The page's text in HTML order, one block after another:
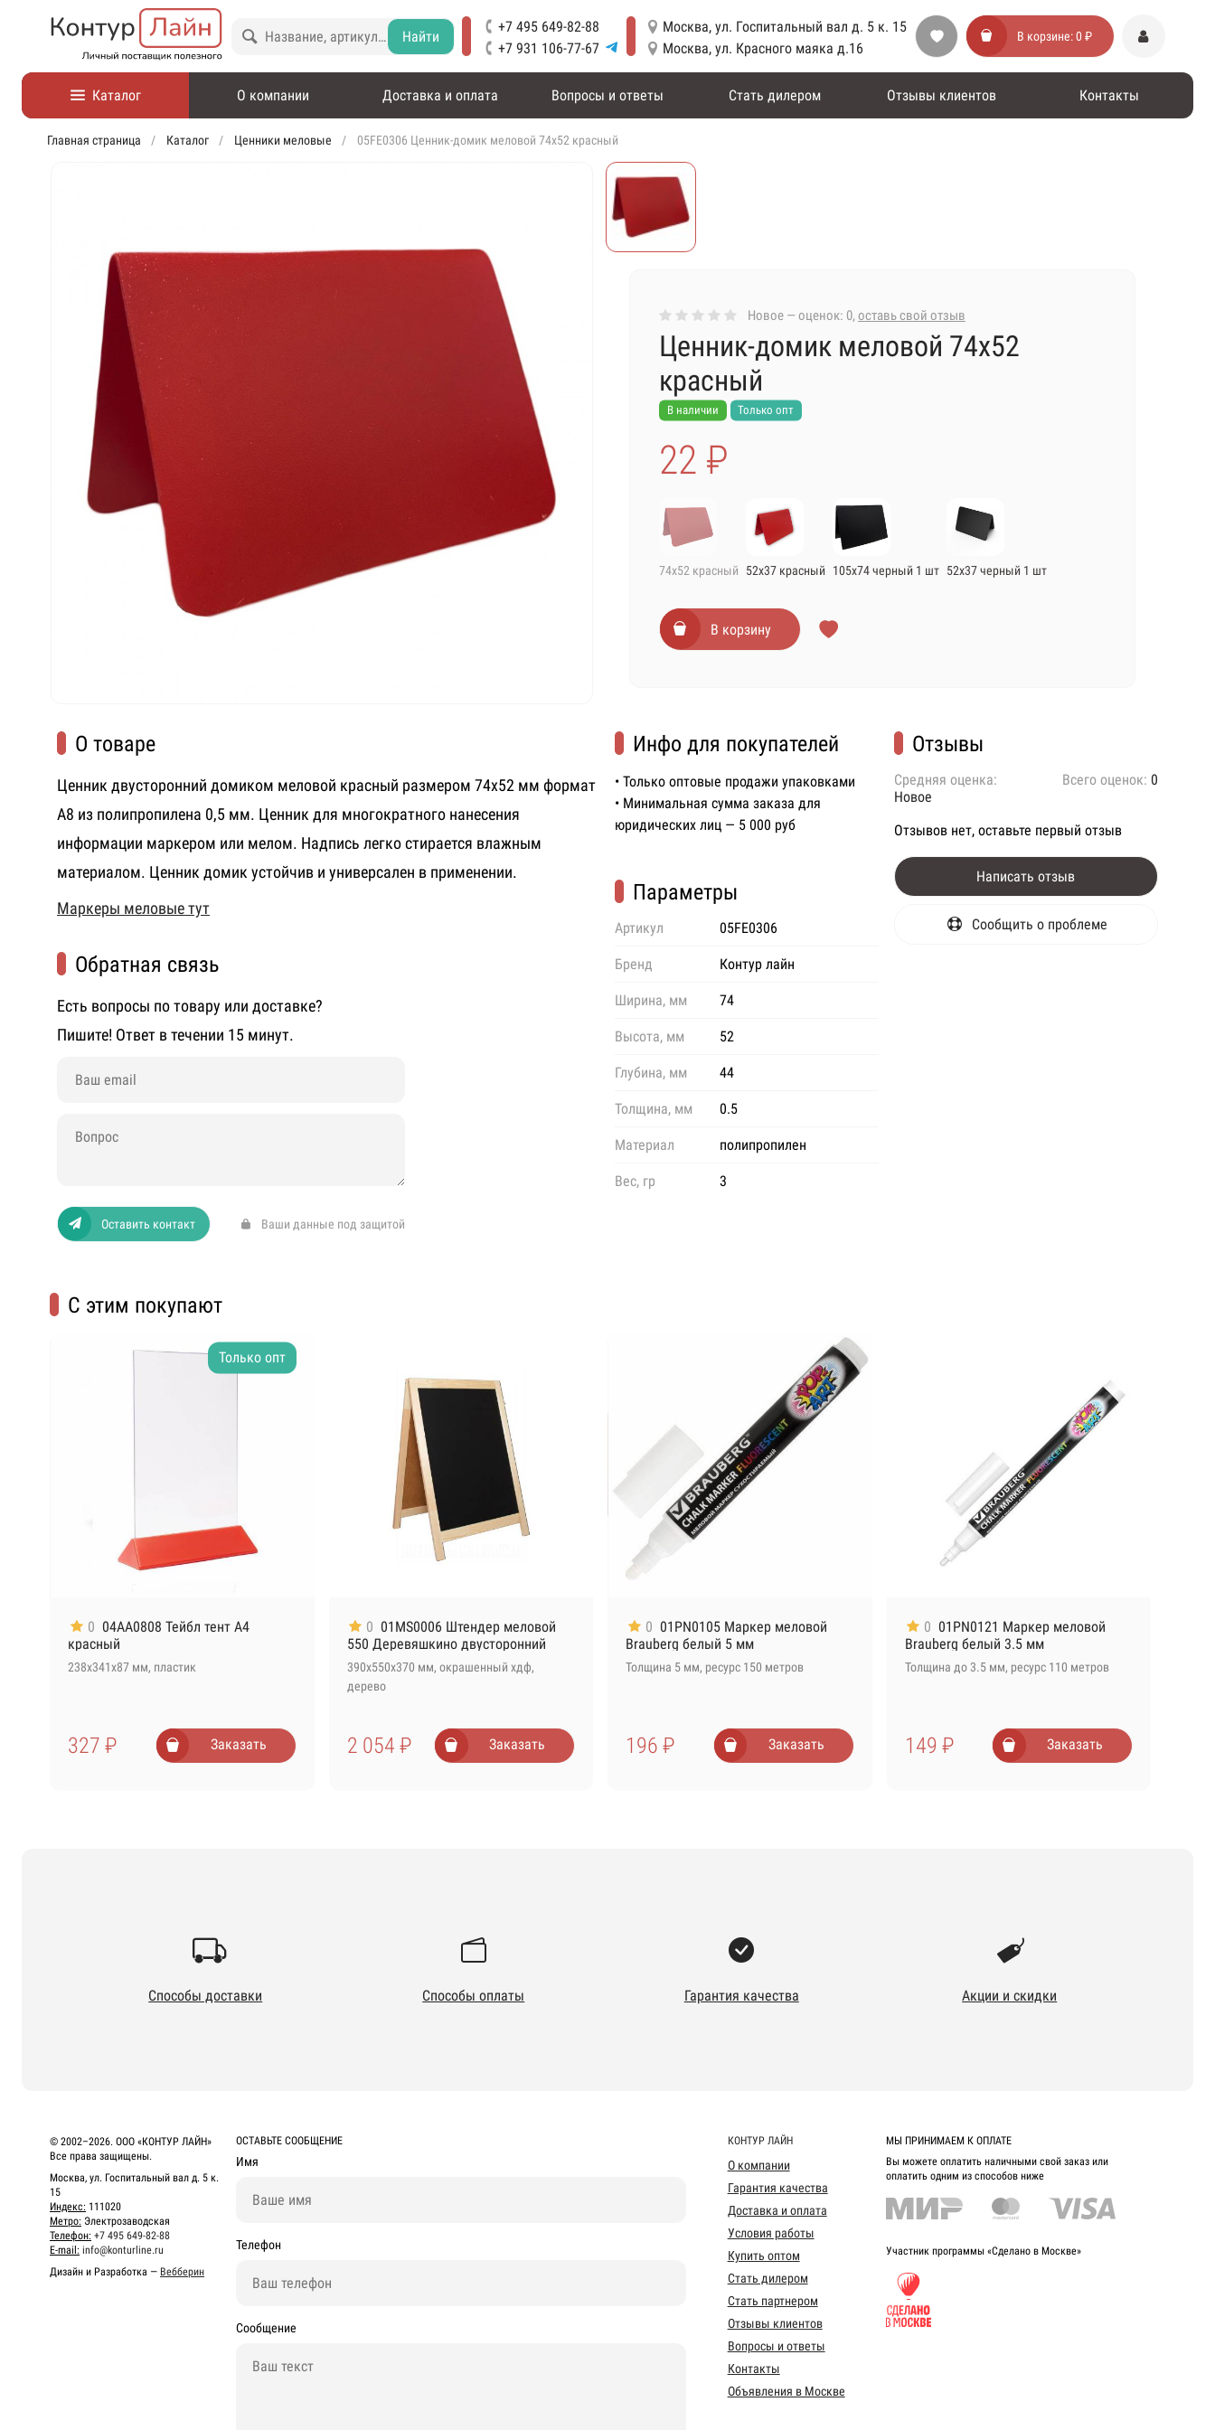
Найти
+7 495 649-82-88
+7 931 106-77-67
Москва, ул. Госпитальный вал д. 5 к. 15
Москва, ул. Красного маяка д.16
В корзине:0 ₽
Каталог О компании Доставка и оплата Вопросы и ответы Стать дилером Отзывы клиентов Контакты
Главная страница Каталог Ценники меловые 05FE0306 Ценник-домик меловой 74х52 красный
Новое — оценок: 0, оставь свой отзыв
Ценник-домик меловой 74х52
красный
В наличии Только опт
22 ₽
74х52 красный 52х37 красный 105х74 черный 1 шт 52х37 черный 1 шт
В корзину
О товаре
Ценник двусторонний домиком меловой красный размером 74х52 мм формат
А8 из полипропилена 0,5 мм. Ценник для многократного нанесения
информации маркером или мелом. Надпись легко стирается влажным
материалом. Ценник домик устойчив и универсален в применении.
Маркеры меловые тут
Обратная связь
Есть вопросы по товару или доставке?
Пишите! Ответ в течении 15 минут.
Оставить контакт Ваши данные под защитой
Инфо для покупателей
• Только оптовые продажи упаковками
• Минимальная сумма заказа для
юридических лиц — 5 000 руб
Параметры
Артикул 05FE0306
Бренд Контур лайн
Ширина, мм 74
Высота, мм 52
Глубина, мм 44
Толщина, мм 0.5
Материал полипропилен
Вес, гр 3
Отзывы
Средняя оценка:
Новое
Всего оценок: 0
Отзывов нет, оставьте первый отзыв
Написать отзыв
Сообщить о проблеме
С этим покупают
Только опт
0 04AA0808 Тейбл тент А4
красный
238х341х87 мм, пластик
327 ₽ Заказать
0 01MS0006 Штендер меловой
550 Деревяшкино двусторонний
390х550х370 мм, окрашенный хдф,
дерево
2 054 ₽ Заказать
0 01PN0105 Маркер меловой
Brauberg белый 5 мм
Толщина 5 мм, ресурс 150 метров
196 ₽ Заказать
0 01PN0121 Маркер меловой
Brauberg белый 3.5 мм
Толщина до 3.5 мм, ресурс 110 метров
149 ₽ Заказать
Способы доставки Способы оплаты Гарантия качества Акции и скидки
© 2002–2026. ООО «КОНТУР ЛАЙН»
Все права защищены.
Москва, ул. Госпитальный вал д. 5 к.
15
Индекс: 111020
Метро: Электрозаводская
Телефон: +7 495 649-82-88
E-mail: info@konturline.ru
Дизайн и Разработка — Вебберин
ОСТАВЬТЕ СООБЩЕНИЕ
Имя
Телефон
Сообщение
КОНТУР ЛАЙН
О компании
Гарантия качества
Доставка и оплата
Условия работы
Купить оптом
Стать дилером
Стать партнером
Отзывы клиентов
Вопросы и ответы
Контакты
Объявления в Москве
МЫ ПРИНИМАЕМ К ОПЛАТЕ
Вы можете оплатить наличными свой заказ или
оплатить одним из способов ниже
Участник программы «Сделано в Москве»